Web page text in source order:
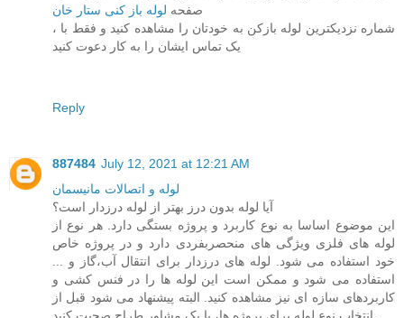
صفحه لوله باز کنی ستار خان
، شماره نزدیکترین لوله بازکن به خودتان را مشاهده کنید و فقط با
یک تماس ایشان را به کار دعوت کنید
Reply
887484 July 12, 2021 at 12:21 AM
لوله و اتصالات مانیسمان
آیا لوله بدون درز بهتر از لوله درزدار است؟
این موضوع اساسا به نوع کاربرد و پروژه بستگی دارد. هر نوع از
لوله های فلزی ویژگی های منحصربفردی دارد و در پروژه خاص
خود استفاده می شود. لوله های درزدار برای انتقال آب،گاز و ...
استفاده می شود و ممکن است این لوله ها را در فنس کشی و
کاربردهای سازه ای نیز مشاهده کنید. البته پیشنهاد می شود قبل از